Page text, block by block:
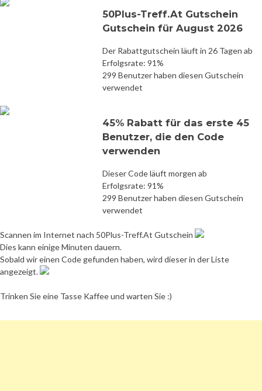
50Plus-Treff.At Gutschein
Gutschein für August 2026
Der Rabattgutschein läuft in 26 Tagen ab
Erfolgsrate: 91%
299 Benutzer haben diesen Gutschein
verwendet
45% Rabatt für das erste 45
Benutzer, die den Code
verwenden
Dieser Code läuft morgen ab
Erfolgsrate: 91%
299 Benutzer haben diesen Gutschein
verwendet
Scannen im Internet nach 50Plus-Treff.At Gutschein
Dies kann einige Minuten dauern.
Sobald wir einen Code gefunden haben, wird dieser in der Liste
angezeigt.
Trinken Sie eine Tasse Kaffee und warten Sie :)